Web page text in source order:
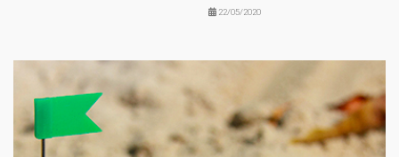
22/05/2020